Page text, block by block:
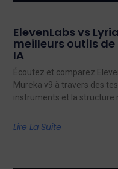
ElevenLabs vs
meilleurs outils
IA
Écoutez et comparez
Mureka v9 à travers des
instruments et la structure
Lire La Suite